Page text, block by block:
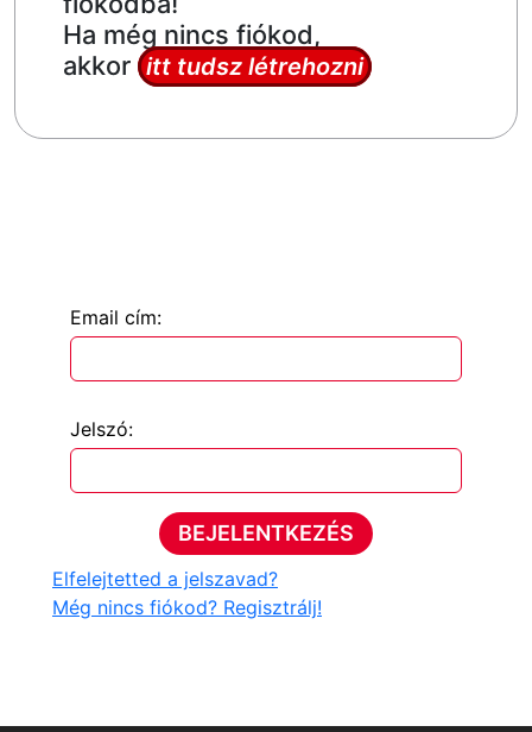
Ha még nincs fiókod,
akkor itt tudsz létrehozni
Email cím:
Jelszó:
BEJELENTKEZÉS
Elfelejtetted a jelszavad?
Még nincs fiókod? Regisztrálj!